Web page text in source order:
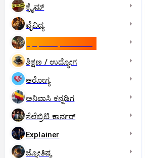
ಕ್ರೈಮ್
ವೈವಿಧ್ಯ
ಶಿಕ್ಷಣ / ಉದ್ಯೋಗ
ಆರೋಗ್ಯ
ಅನಿವಾಸಿ ಕನ್ನಡಿಗ
ಸೆಲೆಬ್ರಿಟಿ ಕಾರ್ನರ್‌
Explainer
ಜ್ಯೋತಿಷ್ಯ